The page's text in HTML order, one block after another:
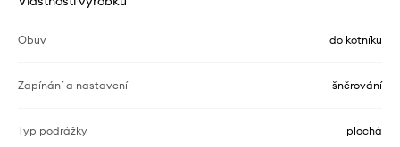
Obuv do kotníku
Zapínání a nastavení šněrování
Typ podrážky plochá